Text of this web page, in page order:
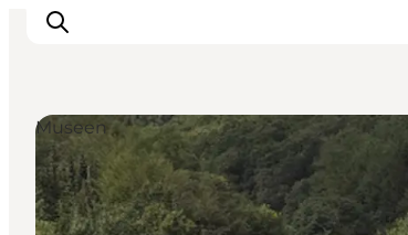
Inspiration
Regionen
Museen